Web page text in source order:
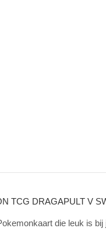
TCG DRAGAPULT V
die leuk is bij